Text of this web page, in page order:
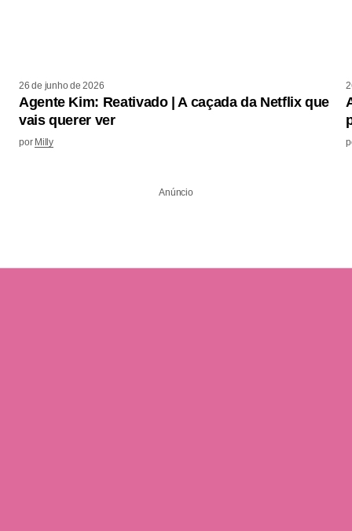
26 de junho de 2026
Agente Kim: Reativado | A caçada da Netflix que
vais querer ver
por Milly
Anúncio